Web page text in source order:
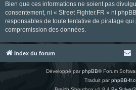
Bien que ces informations ne soient pas
consentement, ni « Street Fighter.FR » ni
responsables de toute tentative de piratage
compromission des données.
Index du forum
Développé parphpBB® Forum
Traduit parphpBB-